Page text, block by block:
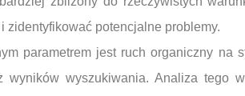
zidentyfikować potencjalne problemy.
parametrem jest ruch organiczny na
wyników wyszukiwania. Analiza tego